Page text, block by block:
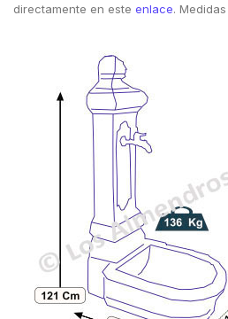
directamente en esteenlace.